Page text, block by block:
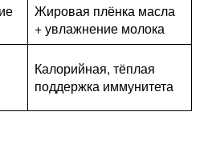
Жировая плёнка масла
+ увлажнение молока
Калорийная, тёплая
поддержка иммунитета